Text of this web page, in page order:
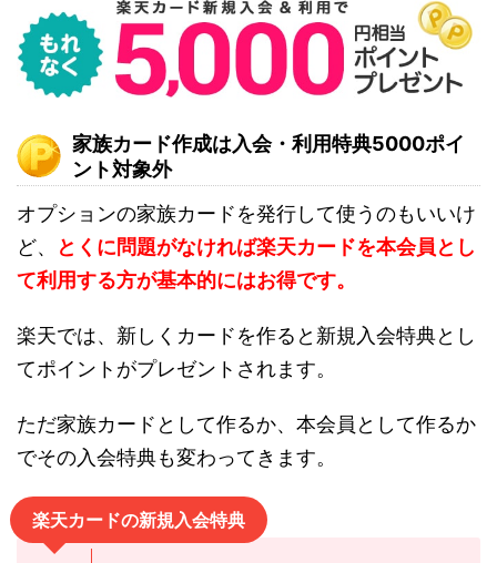
家族カード作成は入会・利用特典5000ポイ
ント対象外
オプションの家族カードを発行して使うのもいいけ
ど、
とくに問題がなければ楽天カードを本会員とし
て利用する方が基本的にはお得です。
楽天では、新しくカードを作ると新規入会特典とし
てポイントがプレゼントされます。
ただ家族カードとして作るか、本会員として作るか
でその入会特典も変わってきます。
楽天カードの新規入会特典